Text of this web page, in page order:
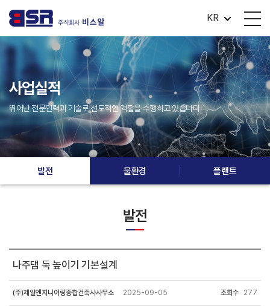
KR
사업실적
뛰어난 전문인력과 기술로 선도적인 역할을 수행하고 있습니다.
발전 물환경 플랜트
발전
나주댐 둑 높이기 기본설계
(주)제일엔지니어링종합건축사사무소 2025-09-05 조회수 277